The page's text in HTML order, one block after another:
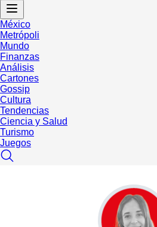
México
Metrópoli
Mundo
Finanzas
Análisis
Cartones
Gossip
Cultura
Tendencias
Ciencia y Salud
Turismo
Juegos